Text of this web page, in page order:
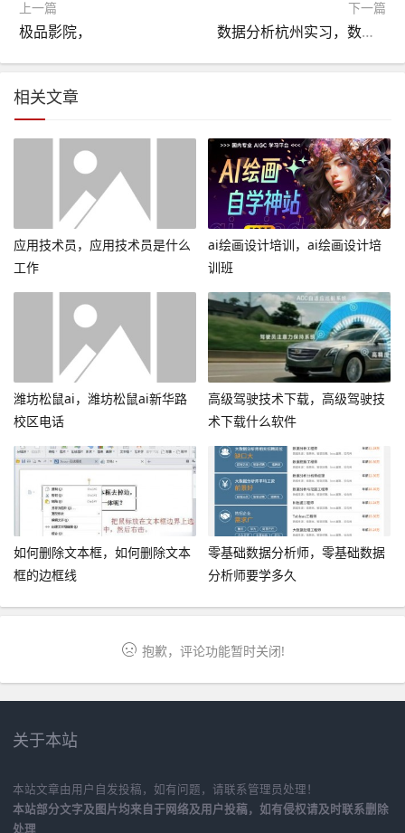
上一篇
极品影院，
下一篇
数据分析杭州实习，数据分析 杭州
相关文章
应用技术员，应用技术员是什么
工作
ai绘画设计培训，ai绘画设计培
训班
潍坊松鼠ai，潍坊松鼠ai新华路
校区电话
高级驾驶技术下载，高级驾驶技
术下载什么软件
如何删除文本框，如何删除文本
框的边框线
零基础数据分析师，零基础数据
分析师要学多久
抱歉，评论功能暂时关闭!
关于本站
本站文章由用户自发投稿，如有问题，请联系管理员处理！
本站部分文字及图片均来自于网络及用户投稿，如有侵权请及时联系删除
处理